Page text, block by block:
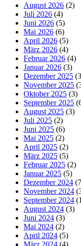
August 2026 (2)
Juli 2026 (4)
Juni 2026 (5)
Mai 2026 (6)
April 2026 (5)
März 2026 (4)
Februar 2026 (4)
Januar 2026 (3)
Dezember 2025
November 2025
Oktober 2025 (3)
September 2025
August 2025 (3)
Juli 2025 (2)
Juni 2025 (6)
Mai 2025 (2)
April 2025 (2)
März 2025 (5)
Februar 2025 (2)
Januar 2025 (5)
Dezember 2024
November 2024
September 2024
August 2024 (3)
Juni 2024 (3)
Mai 2024 (2)
April 2024 (5)
März 2024 (4)